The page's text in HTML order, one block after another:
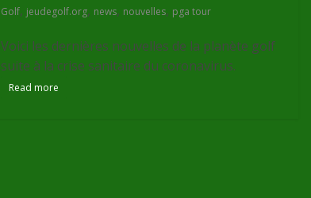
Golf, jeudegolf.org, news, nouvelles, pga tour
Voici les dernières nouvelles de la planète golf
suite à la crise sanitaire du coronavirus.
Read more